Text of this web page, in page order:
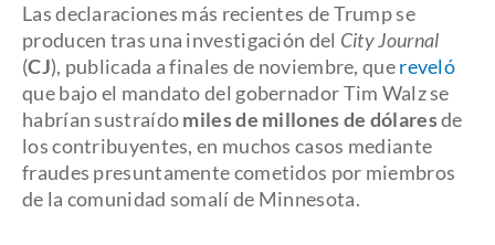
Las declaraciones más recientes de Trump se
producen tras una investigación del City Journal
(CJ), publicada a finales de noviembre, quereveló
que bajo el mandato del gobernador Tim Walz se
habrían sustraídomiles de millones de dólaresde
los contribuyentes, en muchos casos mediante
fraudes presuntamente cometidos por miembros
de la comunidad somalí de Minnesota.